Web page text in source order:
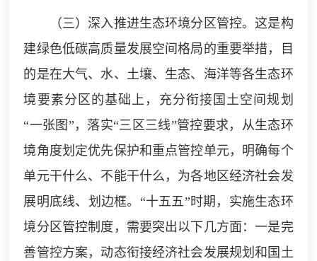
（三）深入推进生态环境分区管控。这是构
建绿色低碳高质量发展空间格局的重要举措，目
的是在大气、水、土壤、生态、海洋等各生态环
境要素分区的基础上，充分衔接国土空间规划
“一张图”，落实“三区三线”管控要求，从生态环
境角度划定优先保护和重点管控单元，明确每个
单元干什么、不能干什么，为各地区经济社会发
展明底线、划边框。“十五五”时期，实施生态环
境分区管控制度，需要突出以下几方面：一是完
善管控方案，动态衔接经济社会发展规划和国土